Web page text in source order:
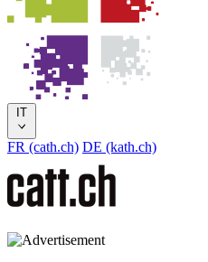
IT
FR (cath.ch) DE (kath.ch)